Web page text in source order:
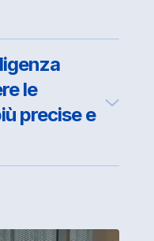
le
precise e